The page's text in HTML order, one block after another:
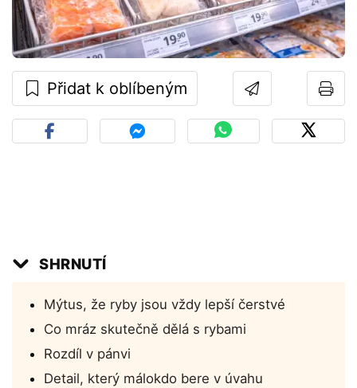
Přidat k oblíbeným
SHRNUTÍ
Mýtus, že ryby jsou vždy lepší čerstvé
Co mráz skutečně dělá s rybami
Rozdíl v pánvi
Detail, který málokdo bere v úvahu